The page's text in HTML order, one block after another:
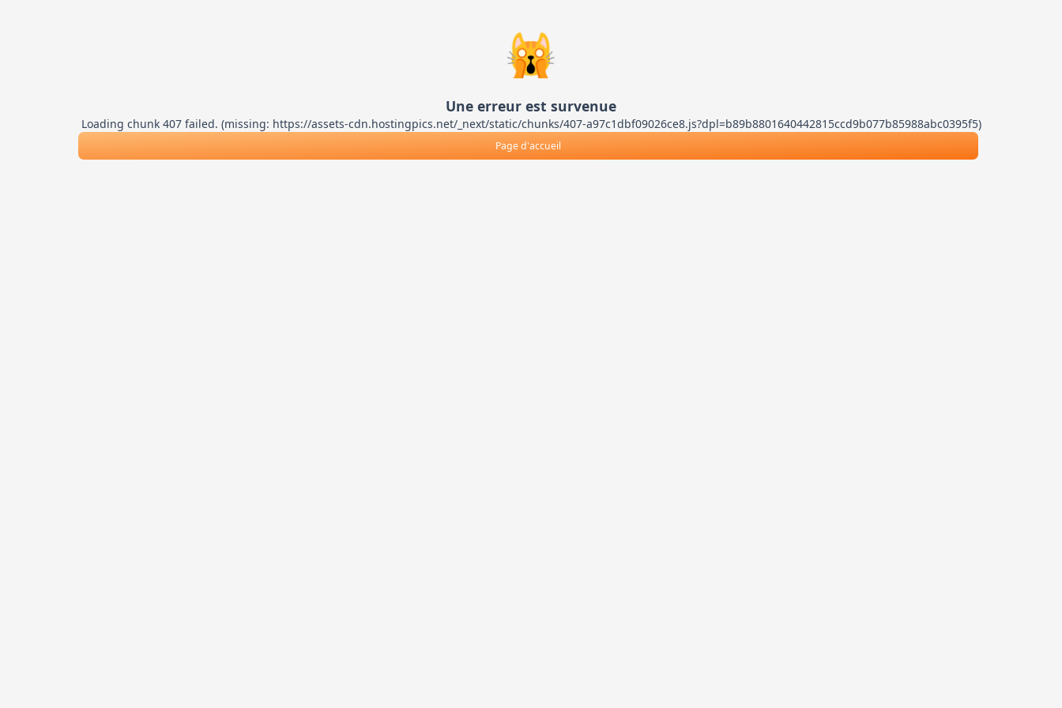
🙀
Une erreur est survenue
Loading chunk 407 failed. (missing: https://assets-cdn.hostingpics.net/_next/static/chunks/407-a97c1dbf09026ce8.js?dpl=b89b8801640442815ccd9b077b85988abc0395f5)
Page d'accueil